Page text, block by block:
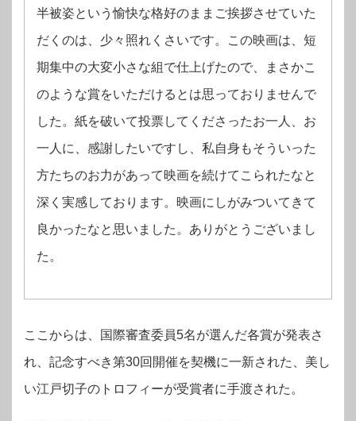
半被姿という愉快な格好のままご挨拶させていた
だくのは、少々照れくさいです。この映画は、短
期集中の大変小さな組で仕上げたので、まさかこ
のような賞をいただけるとは思っておりませんで
した。紙を破いて投票してくださったお一人、お
一人に、感謝したいですし、私自身もそういった
方たちのお力があって映画を続けてこられたなと
深く実感しております。映画にしがみついてきて
良かったなと思いました。ありがとうございまし
た。
ここからは、国際審査委員5名が選んだ各賞が発表さ
れ、記念すべき第30回開催を契機に一新された、 美し
い江戸切子のトロフィーが受賞者に手渡された。